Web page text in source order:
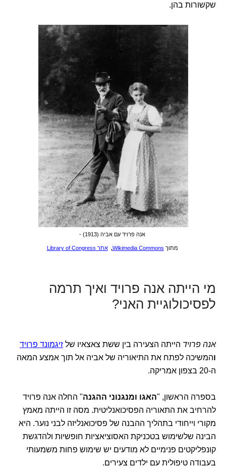
שקשורות בהן.
אנה פרויד עם אביה (1913) -
מתוך Wikimedia Commons
, אתר Library of Congress
מי הייתה אנה פרויד ואיך תרמה
לפסיכולוגיית האני?
אנה פרויד הייתה הצעירה בין ששת צאצאיו של זיגמונד פרויד
והמשיכה לפתח את התיאוריה של אביה אל תוך אמצע המאה
ה-20 בצפון אמריקה.
בספרה הראשון, "האגו ומנגנוני ההגנה" החלה אנה פרויד
להרחיב את התאוריה הפסיכואנליטית. מסה זו הייתה מאמץ
מקורי וייחודי בתהליך ההבנה של פסיכואנליזה לבני נוער. היא
הבינה שלשימוש בטכניקת האסוציאציות חופשיות ולהדגשת
קונפליקטים פנימיים לא מודעים יש שימוש פחות משמעותי
בעבודה טיפולית עם ילדים צעירים.